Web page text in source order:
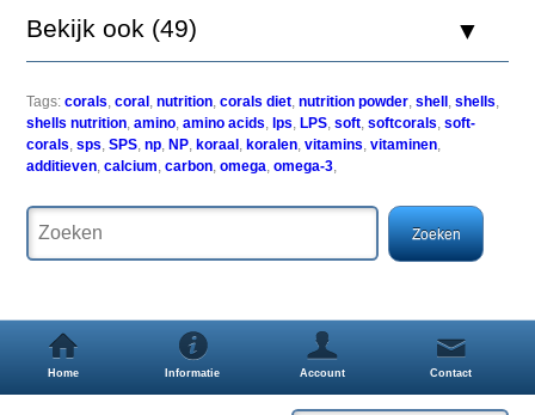
de
omega-
3
en
omega-
vetzuren,
uniek
voedsel
voor
koralen.
extract
Bekijk ook (49)
Tags: corals,coral ,nutrition,corals diet,nutrition powder,shell ,shells,
shells nutrition,amino,amino acids, lps, LPS,soft,softcorals,soft-
corals,sps,SPS,np, NP, koraal , koralen,vitamins,vitaminen,
additieven,calcium,carbon,omega,omega-3,
Home Informatie Account Contact